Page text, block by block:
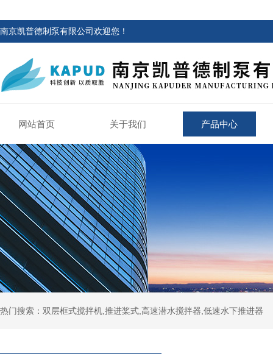
南京凯普德制泵有限公司欢迎您！
网站首页 关于我们 产品中心
热门搜索：双层框式搅拌机,推进桨式,高速潜水搅拌器,低速水下推进器